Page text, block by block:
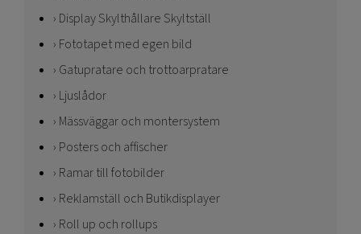
Display Skylthållare Skyltställ
Fototapet med egen bild
Gatupratare och trottoarpratare
Ljuslådor
Mässväggar och montersystem
Posters och affischer
Ramar till fotobilder
Reklamställ och Butikdisplayer
Roll up och rollups